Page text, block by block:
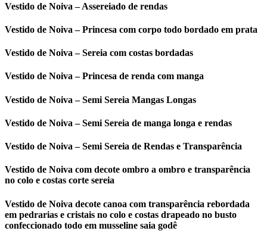
Vestido de Noiva – Assereiado de rendas
Vestido de Noiva – Princesa com corpo todo bordado em prata
Vestido de Noiva – Sereia com costas bordadas
Vestido de Noiva – Princesa de renda com manga
Vestido de Noiva – Semi Sereia Mangas Longas
Vestido de Noiva – Semi Sereia de manga longa e rendas
Vestido de Noiva – Semi Sereia de Rendas e Transparência
Vestido de Noiva com decote ombro a ombro e transparência
no colo e costas corte sereia
Vestido de Noiva decote canoa com transparência rebordada
em pedrarias e cristais no colo e costas drapeado no busto
confeccionado todo em musseline saia godê